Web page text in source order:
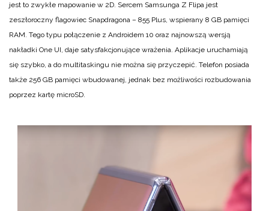
jest to zwykłe mapowanie w 2D. Sercem Samsunga Z Flipa jest
zeszłoroczny flagowiec Snapdragona – 855 Plus, wspierany 8 GB pamięci
RAM. Tego typu połączenie z Androidem 10 oraz najnowszą wersją
nakładki One UI, daje satysfakcjonujące wrażenia. Aplikacje uruchamiają
się szybko, a do multitaskingu nie można się przyczepić. Telefon posiada
także 256 GB pamięci wbudowanej, jednak bez możliwości rozbudowania
poprzez kartę microSD.